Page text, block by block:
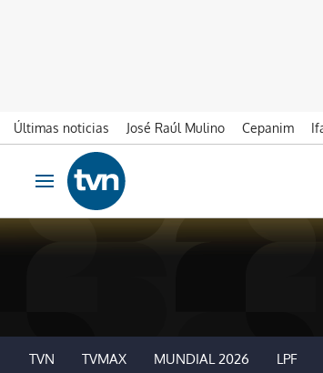
Últimas noticias José Raúl Mulino Cepanim
Ir al contenido
Obrir navegació
TVN TVMAX MUNDIAL 2026 LPF